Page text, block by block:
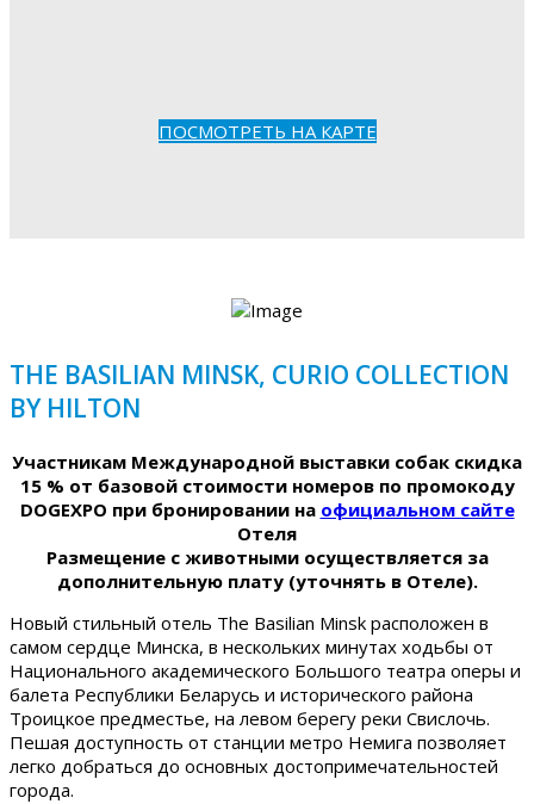
ПОСМОТРЕТЬ НА КАРТЕ
THE BASILIAN MINSK, CURIO COLLECTION
BY HILTON
Участникам Международной выставки собак скидка
15 % от базовой стоимости номеров по промокоду
DOGEXPO при бронировании на официальном сайте
Отеля
Размещение с животными осуществляется за
дополнительную плату (уточнять в Отеле).
Новый стильный отель The Basilian Minsk расположен в
самом сердце Минска, в нескольких минутах ходьбы от
Национального академического Большого театра оперы и
балета Республики Беларусь и исторического района
Троицкое предместье, на левом берегу реки Свислочь.
Пешая доступность от станции метро Немига позволяет
легко добраться до основных достопримечательностей
города.